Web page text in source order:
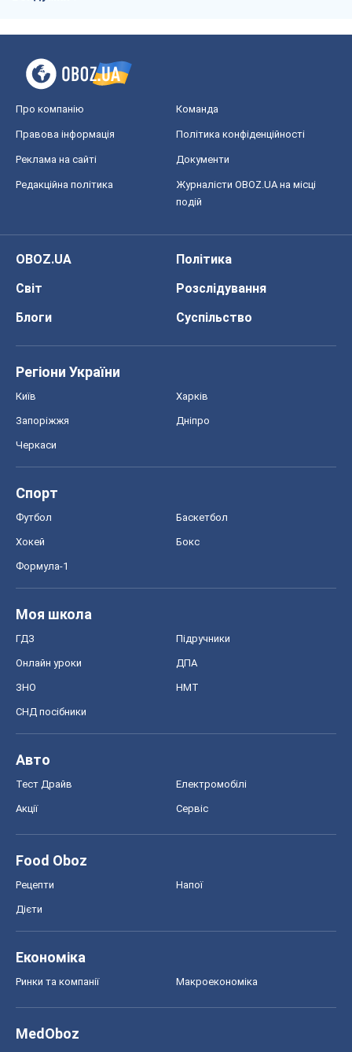
Про компанію Команда
Правова інформація Політика конфіденційності
Реклама на сайті Документи
Редакційна політика
Журналісти OBOZ.UA на місці
подій
OBOZ.UA
Політика
Світ
Розслідування
Блоги
Суспільство
Регіони України
Київ Харків
Запоріжжя Дніпро
Черкаси
Спорт
Футбол Баскетбол
Хокей Бокс
Формула-1
Моя школа
ГДЗ Підручники
Онлайн уроки ДПА
ЗНО НМТ
СНД посібники
Авто
Тест Драйв Електромобілі
Акції Сервіс
Food Oboz
Рецепти Напої
Дієти
Економіка
Ринки та компанії Макроекономіка
MedOboz